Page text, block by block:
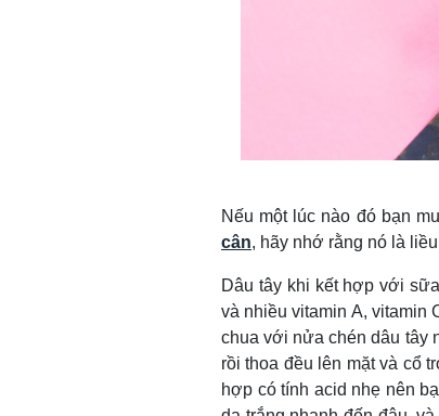
Nếu một lúc nào đó bạn
cân, hãy nhớ rằng nó là
Dâu tây khi kết hợp với
và nhiều vitamin A, vitamin
chua với nửa chén dâu tây
rồi thoa đều lên mặt và cổ
hợp có tính acid nhẹ nên